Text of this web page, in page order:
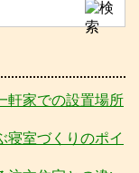
軒家での設置場所
寝室づくりのポイ